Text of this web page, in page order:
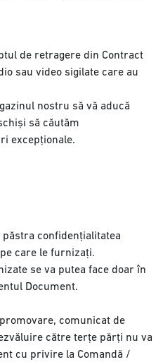
de retragere din Contract
sau video sigilate care au
nostru să vă aducă
să căutăm
excepționale.
confidențialitatea
care le furnizați.
se va putea face doar în
Document.
comunicat de
către terțe părți nu va
cu privire la Comandă /